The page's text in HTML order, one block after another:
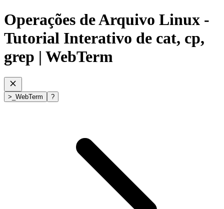
Operações de Arquivo Linux -
Tutorial Interativo de cat, cp,
grep | WebTerm
> WebTerm ?